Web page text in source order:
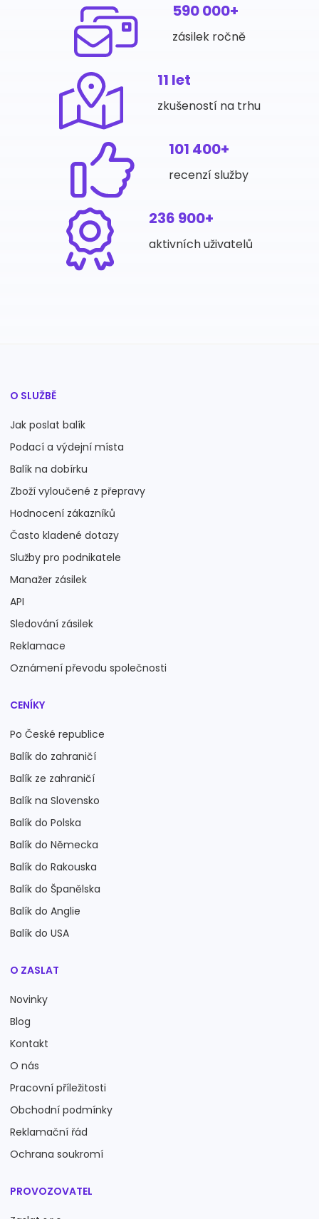
590 000+
zásilek ročně
11 let
zkušeností na trhu
101 400+
recenzí služby
236 900+
aktivních uživatelů
O SLUŽBĚ
Jak poslat balík
Podací a výdejní místa
Balík na dobírku
Zboží vyloučené z přepravy
Hodnocení zákazníků
Často kladené dotazy
Služby pro podnikatele
Manažer zásilek
API
Sledování zásilek
Reklamace
Oznámení převodu společnosti
CENÍKY
Po České republice
Balík do zahraničí
Balík ze zahraničí
Balík na Slovensko
Balík do Polska
Balík do Německa
Balík do Rakouska
Balík do Španělska
Balík do Anglie
Balík do USA
O ZASLAT
Novinky
Blog
Kontakt
O nás
Pracovní příležitosti
Obchodní podmínky
Reklamační řád
Ochrana soukromí
PROVOZOVATEL